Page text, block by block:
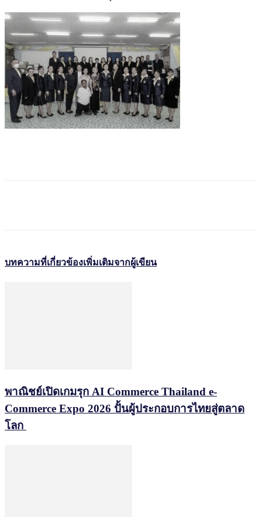
บทความที่เกี่ยวข้องเพิ่มเติมจากผู้เขียน
พาณิชย์เปิดเกมรุก AI Commerce Thailand e-
Commerce Expo 2026 ปั้นผู้ประกอบการไทยสู่ตลาด
โลก